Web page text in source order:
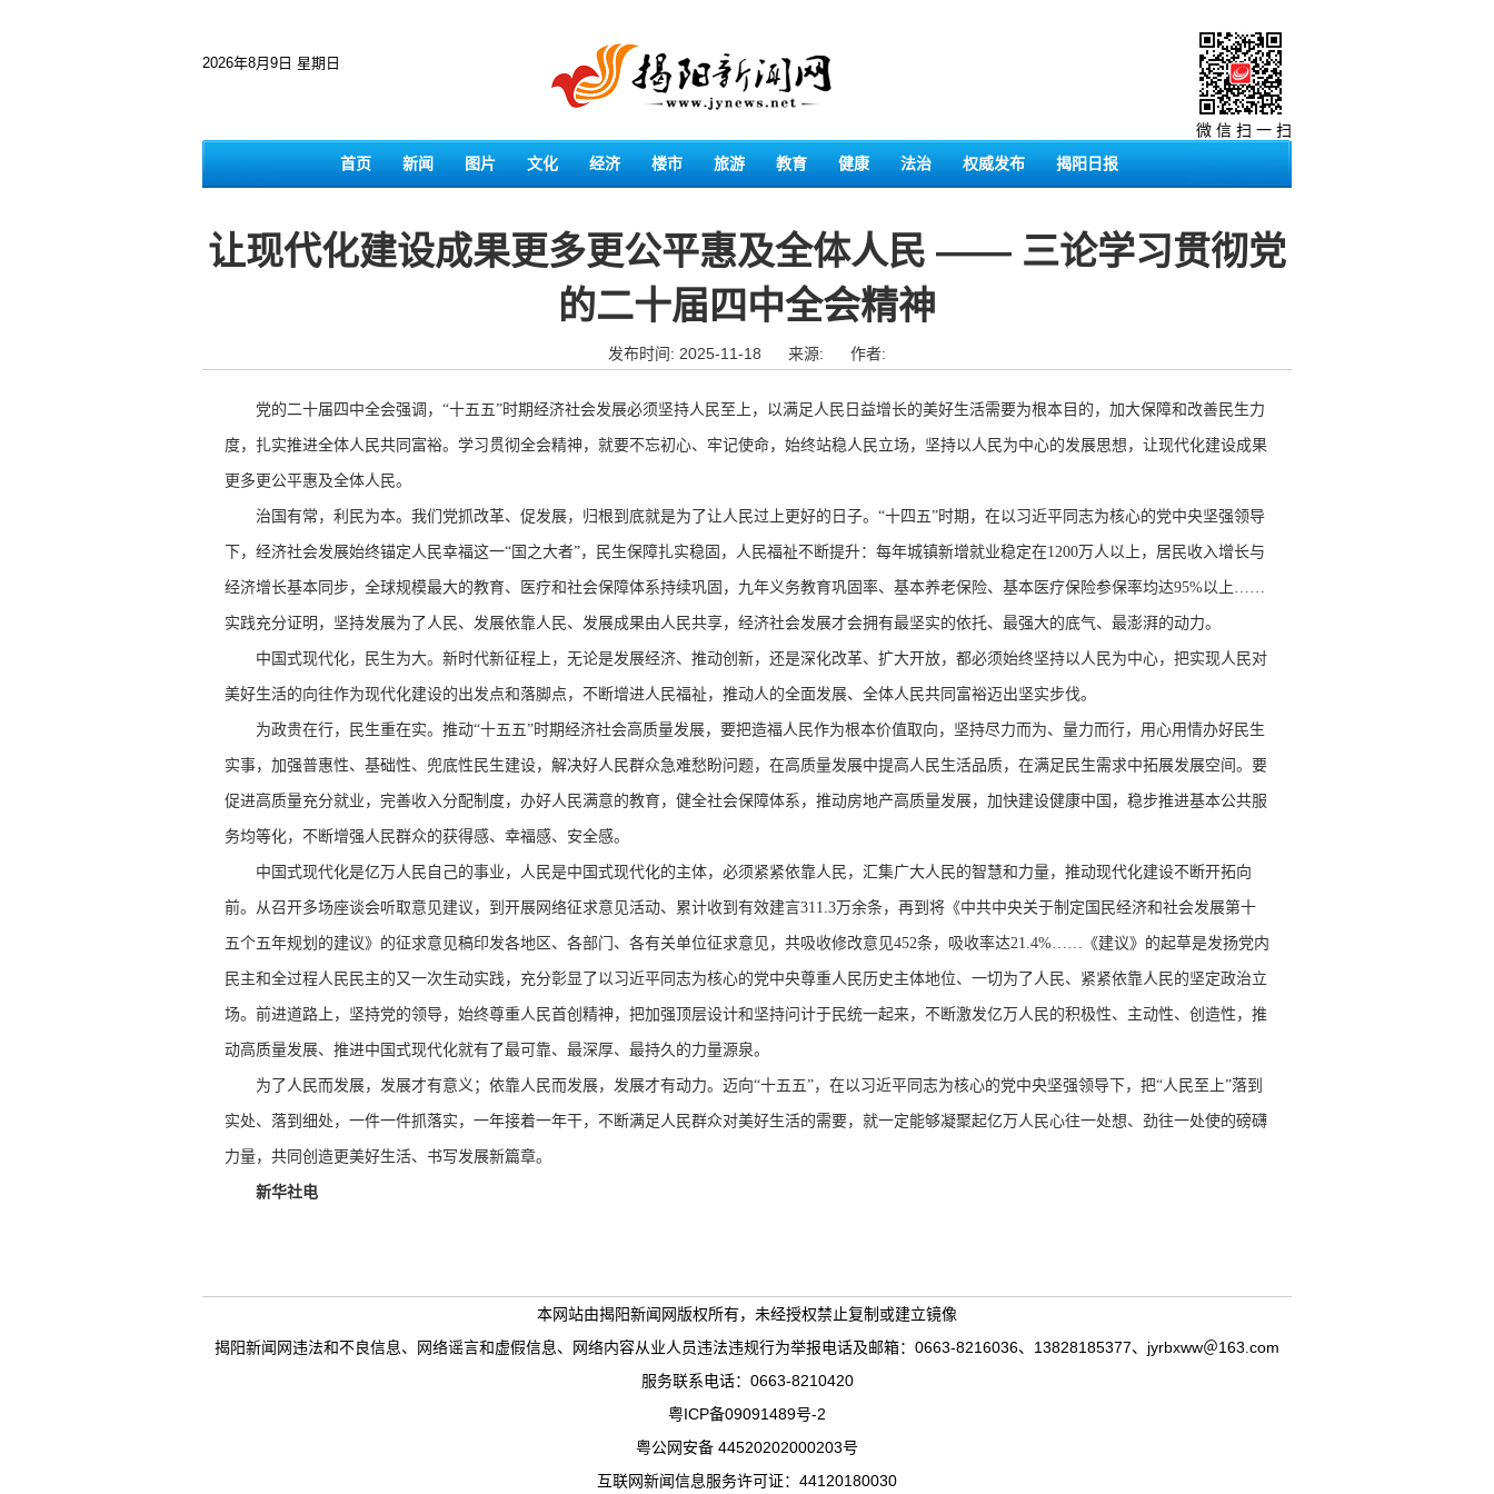
2026年8月9日 星期日
微 信 扫 一 扫
首页
新闻 图片 文化 经济 楼市 旅游 教育 健康 法治 权威发布 揭阳日报
让现代化建设成果更多更公平惠及全体人民 —— 三论学习贯彻党
的二十届四中全会精神
发布时间: 2025-11-18 来源: 作者:
党的二十届四中全会强调，“十五五”时期经济社会发展必须坚持人民至上，以满足人民日益增长的美好生活需要为根本目的，加大保障和改善民生力
度，扎实推进全体人民共同富裕。学习贯彻全会精神，就要不忘初心、牢记使命，始终站稳人民立场，坚持以人民为中心的发展思想，让现代化建设成果
更多更公平惠及全体人民。
治国有常，利民为本。我们党抓改革、促发展，归根到底就是为了让人民过上更好的日子。“十四五”时期，在以习近平同志为核心的党中央坚强领导
下，经济社会发展始终锚定人民幸福这一“国之大者”，民生保障扎实稳固，人民福祉不断提升：每年城镇新增就业稳定在1200万人以上，居民收入增长与
经济增长基本同步，全球规模最大的教育、医疗和社会保障体系持续巩固，九年义务教育巩固率、基本养老保险、基本医疗保险参保率均达95%以上……
实践充分证明，坚持发展为了人民、发展依靠人民、发展成果由人民共享，经济社会发展才会拥有最坚实的依托、最强大的底气、最澎湃的动力。
中国式现代化，民生为大。新时代新征程上，无论是发展经济、推动创新，还是深化改革、扩大开放，都必须始终坚持以人民为中心，把实现人民对
美好生活的向往作为现代化建设的出发点和落脚点，不断增进人民福祉，推动人的全面发展、全体人民共同富裕迈出坚实步伐。
为政贵在行，民生重在实。推动“十五五”时期经济社会高质量发展，要把造福人民作为根本价值取向，坚持尽力而为、量力而行，用心用情办好民生
实事，加强普惠性、基础性、兜底性民生建设，解决好人民群众急难愁盼问题，在高质量发展中提高人民生活品质，在满足民生需求中拓展发展空间。要
促进高质量充分就业，完善收入分配制度，办好人民满意的教育，健全社会保障体系，推动房地产高质量发展，加快建设健康中国，稳步推进基本公共服
务均等化，不断增强人民群众的获得感、幸福感、安全感。
中国式现代化是亿万人民自己的事业，人民是中国式现代化的主体，必须紧紧依靠人民，汇集广大人民的智慧和力量，推动现代化建设不断开拓向
前。从召开多场座谈会听取意见建议，到开展网络征求意见活动、累计收到有效建言311.3万余条，再到将《中共中央关于制定国民经济和社会发展第十
五个五年规划的建议》的征求意见稿印发各地区、各部门、各有关单位征求意见，共吸收修改意见452条，吸收率达21.4%……《建议》的起草是发扬党内
民主和全过程人民民主的又一次生动实践，充分彰显了以习近平同志为核心的党中央尊重人民历史主体地位、一切为了人民、紧紧依靠人民的坚定政治立
场。前进道路上，坚持党的领导，始终尊重人民首创精神，把加强顶层设计和坚持问计于民统一起来，不断激发亿万人民的积极性、主动性、创造性，推
动高质量发展、推进中国式现代化就有了最可靠、最深厚、最持久的力量源泉。
为了人民而发展，发展才有意义；依靠人民而发展，发展才有动力。迈向“十五五”，在以习近平同志为核心的党中央坚强领导下，把“人民至上”落到
实处、落到细处，一件一件抓落实，一年接着一年干，不断满足人民群众对美好生活的需要，就一定能够凝聚起亿万人民心往一处想、劲往一处使的磅礴
力量，共同创造更美好生活、书写发展新篇章。
新华社电
本网站由揭阳新闻网版权所有，未经授权禁止复制或建立镜像
揭阳新闻网违法和不良信息、网络谣言和虚假信息、网络内容从业人员违法违规行为举报电话及邮箱：0663-8216036、13828185377、jyrbxww＠163.com
服务联系电话：0663-8210420
粤ICP备09091489号-2
粤公网安备 44520202000203号
互联网新闻信息服务许可证：44120180030